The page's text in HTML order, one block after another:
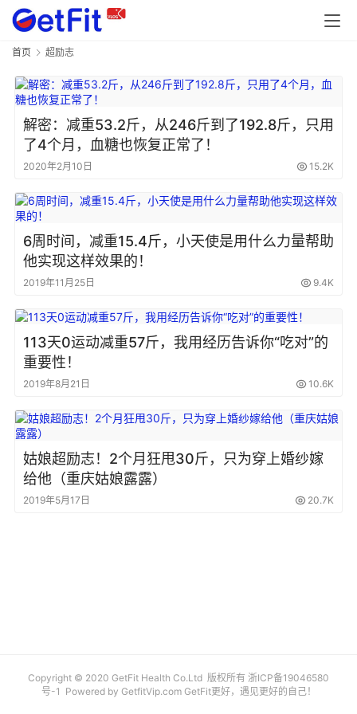
首页 超励志
解密：减重53.2斤，从246斤到了192.8斤，只用
了4个月，血糖也恢复正常了！
2020年2月10日 15.2K
6周时间，减重15.4斤，小天使是用什么力量帮助
他实现这样效果的！
2019年11月25日 9.4K
113天0运动减重57斤，我用经历告诉你“吃对”的
重要性！
2019年8月21日 10.6K
姑娘超励志！2个月狂甩30斤，只为穿上婚纱嫁
给他（重庆姑娘露露）
2019年5月17日 20.7K
Copyright © 2020 GetFit Health Co.Ltd 版权所有 浙ICP备19046580
号-1 Powered by GetfitVip.comGetFit更好，遇见更好的自己！